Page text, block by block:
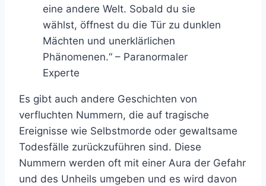
eine andere Welt. Sobald du sie
wählst, öffnest du die Tür zu dunklen
Mächten und unerklärlichen
Phänomenen.“ – Paranormaler
Experte
Es gibt auch andere Geschichten von
verfluchten Nummern, die auf tragische
Ereignisse wie Selbstmorde oder gewaltsame
Todesfälle zurückzuführen sind. Diese
Nummern werden oft mit einer Aura der Gefahr
und des Unheils umgeben und es wird davon